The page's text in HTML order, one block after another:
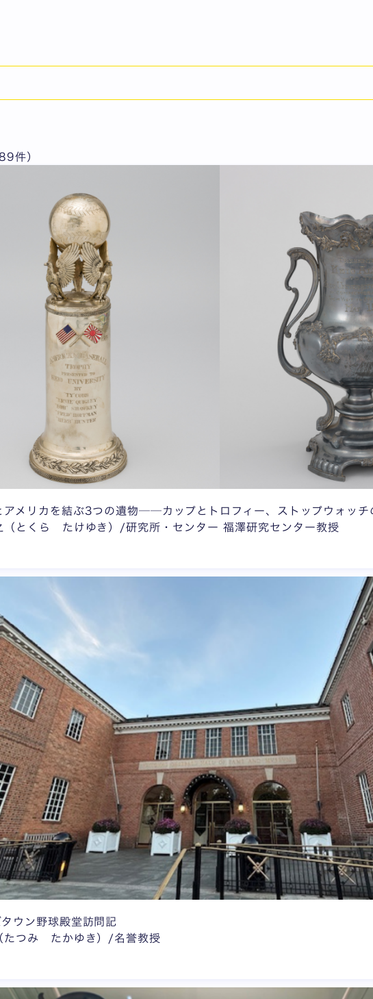
件）
アメリカを結ぶ3つの遺物──カップとトロフィー、ストップウォッチ
とくら たけゆき）/研究所・センター 福澤研究センター教授
タウン野球殿堂訪問記
つみ たかゆき）/名誉教授